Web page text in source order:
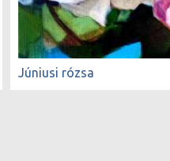
Júniusi rózsa